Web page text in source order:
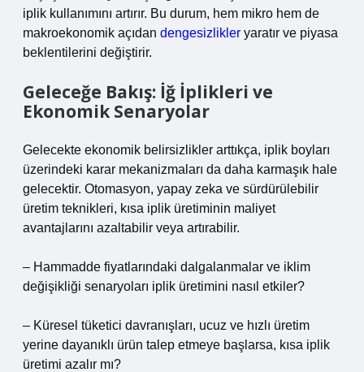
iplik kullanımını artırır. Bu durum, hem mikro hem de
makroekonomik açıdan dengesizlikler yaratır ve piyasa
beklentilerini değiştirir.
Geleceğe Bakış: İğ İplikleri ve
Ekonomik Senaryolar
Gelecekte ekonomik belirsizlikler arttıkça, iplik boyları
üzerindeki karar mekanizmaları da daha karmaşık hale
gelecektir. Otomasyon, yapay zeka ve sürdürülebilir
üretim teknikleri, kısa iplik üretiminin maliyet
avantajlarını azaltabilir veya artırabilir.
– Hammadde fiyatlarındaki dalgalanmalar ve iklim
değişikliği senaryoları iplik üretimini nasıl etkiler?
– Küresel tüketici davranışları, ucuz ve hızlı üretim
yerine dayanıklı ürün talep etmeye başlarsa, kısa iplik
üretimi azalır mı?